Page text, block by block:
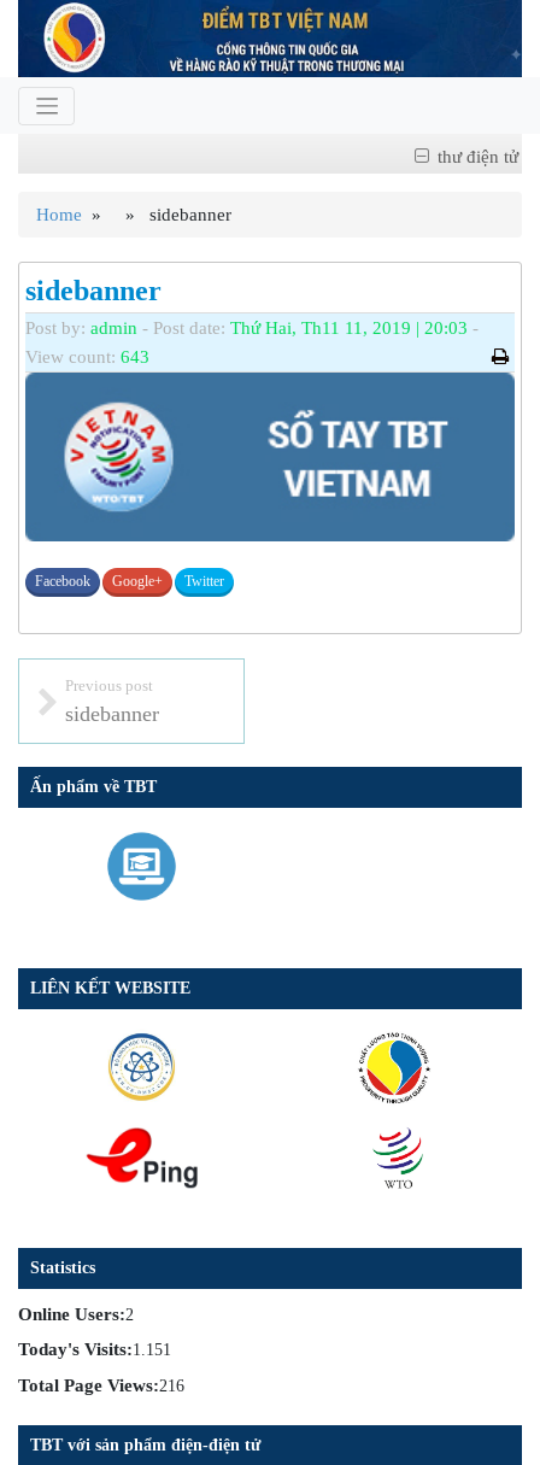
thư điện tử
Home » » sidebanner
sidebanner
Post by: admin - Post date: Thứ Hai, Th11 11, 2019 | 20:03 -
View count: 643
Facebook Google+ Twitter
Previous post
sidebanner
Ấn phẩm về TBT
LIÊN KẾT WEBSITE
Statistics
Online Users:2
Today's Visits:1.151
Total Page Views:216
TBT với sản phẩm điện-điện tử